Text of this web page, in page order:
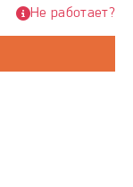
Не работает?